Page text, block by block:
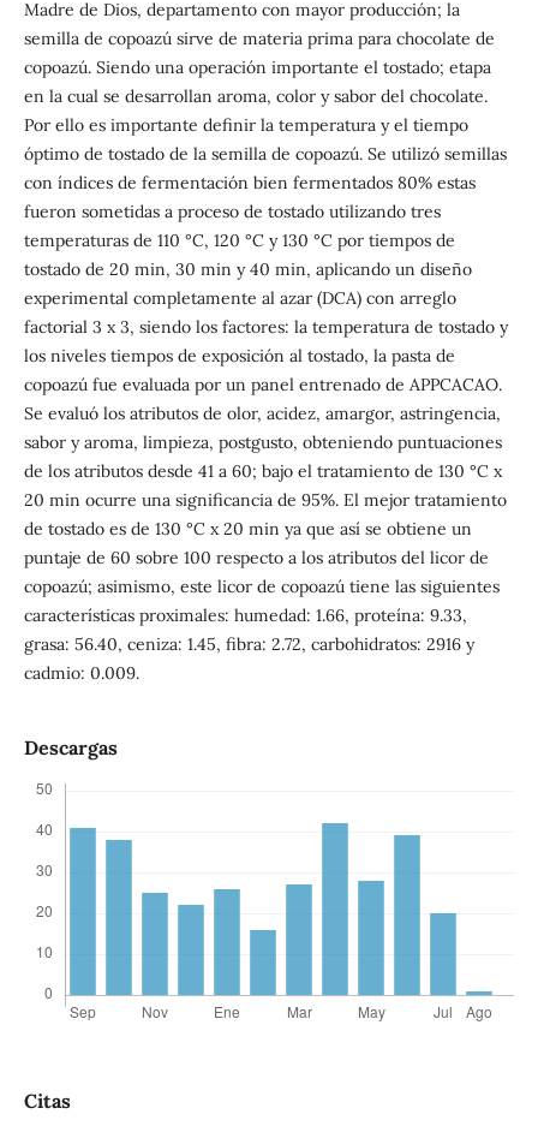
Madre de Dios, departamento con mayor producción; la
semilla de copoazú sirve de materia prima para chocolate de
copoazú. Siendo una operación importante el tostado; etapa
en la cual se desarrollan aroma, color y sabor del chocolate.
Por ello es importante definir la temperatura y el tiempo
óptimo de tostado de la semilla de copoazú. Se utilizó semillas
con índices de fermentación bien fermentados 80% estas
fueron sometidas a proceso de tostado utilizando tres
temperaturas de 110 °C, 120 °C y 130 °C por tiempos de
tostado de 20 min, 30 min y 40 min, aplicando un diseño
experimental completamente al azar (DCA) con arreglo
factorial 3 x 3, siendo los factores: la temperatura de tostado y
los niveles tiempos de exposición al tostado, la pasta de
copoazú fue evaluada por un panel entrenado de APPCACAO.
Se evaluó los atributos de olor, acidez, amargor, astringencia,
sabor y aroma, limpieza, postgusto, obteniendo puntuaciones
de los atributos desde 41 a 60; bajo el tratamiento de 130 °C x
20 min ocurre una significancia de 95%. El mejor tratamiento
de tostado es de 130 °C x 20 min ya que así se obtiene un
puntaje de 60 sobre 100 respecto a los atributos del licor de
copoazú; asimismo, este licor de copoazú tiene las siguientes
características proximales: humedad: 1.66, proteína: 9.33,
grasa: 56.40, ceniza: 1.45, fibra: 2.72, carbohidratos: 2916 y
cadmio: 0.009.
Descargas
Citas